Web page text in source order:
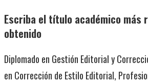
Escriba el título académico más
obtenido
Diplomado en Gestión Editorial y
en Corrección de Estilo Editorial,